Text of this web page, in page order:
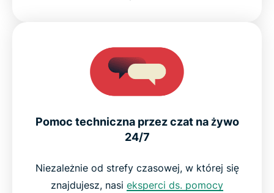
Pomoc techniczna przez czat na żywo
24/7
Niezależnie od strefy czasowej, w której się
znajdujesz, nasi eksperci ds. pomocy